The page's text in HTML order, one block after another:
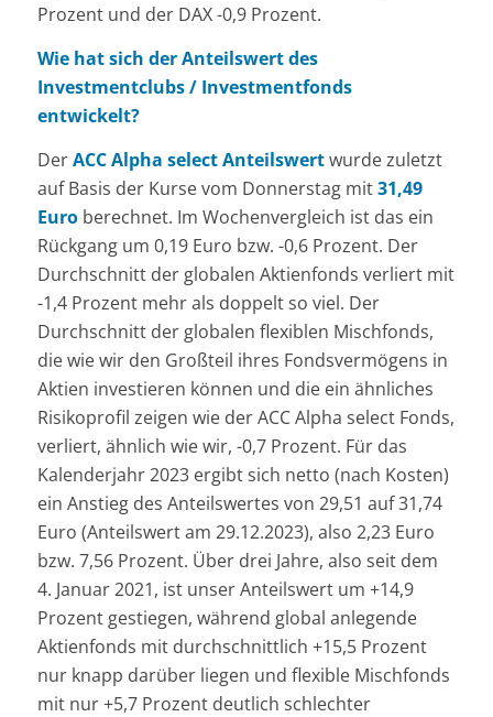
Prozent und der DAX -0,9 Prozent.
Wie hat sich der Anteilswert des
Investmentclubs / Investmentfonds
entwickelt?
DerACC Alpha select Anteilswertwurde zuletzt
auf Basis der Kurse vom Donnerstag mit31,49
Euro berechnet. Im Wochenvergleich ist das ein
Rückgang um 0,19 Euro bzw. -0,6 Prozent. Der
Durchschnitt der globalen Aktienfonds verliert mit
-1,4 Prozent mehr als doppelt so viel. Der
Durchschnitt der globalen flexiblen Mischfonds,
die wie wir den Großteil ihres Fondsvermögens in
Aktien investieren können und die ein ähnliches
Risikoprofil zeigen wie der ACC Alpha select Fonds,
verliert, ähnlich wie wir, -0,7 Prozent. Für das
Kalenderjahr 2023 ergibt sich netto (nach Kosten)
ein Anstieg des Anteilswertes von 29,51 auf 31,74
Euro (Anteilswert am 29.12.2023), also 2,23 Euro
bzw. 7,56 Prozent. Über drei Jahre, also seit dem
4. Januar 2021, ist unser Anteilswert um +14,9
Prozent gestiegen, während global anlegende
Aktienfonds mit durchschnittlich +15,5 Prozent
nur knapp darüber liegen und flexible Mischfonds
mit nur +5,7 Prozent deutlich schlechter